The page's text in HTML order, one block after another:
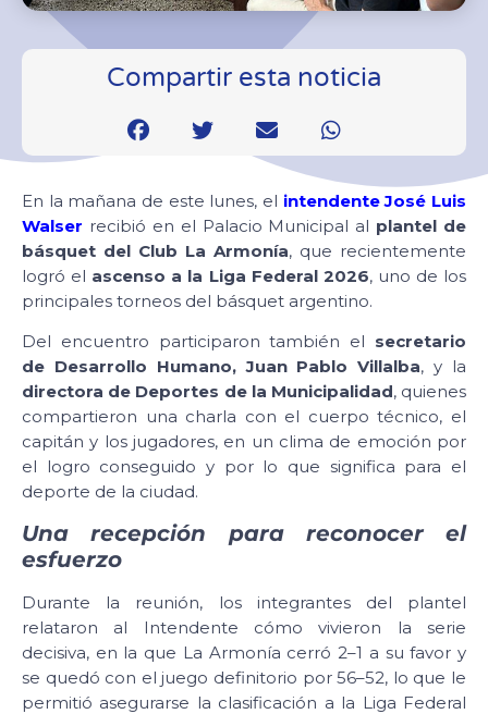
Compartir esta noticia
En la mañana de este lunes, el intendente José Luis
Walser recibió en el Palacio Municipal al plantel de
básquet del Club La Armonía, que recientemente
logró el ascenso a la Liga Federal 2026, uno de los
principales torneos del básquet argentino.
Del encuentro participaron también el secretario
de Desarrollo Humano, Juan Pablo Villalba, y la
directora de Deportes de la Municipalidad, quienes
compartieron una charla con el cuerpo técnico, el
capitán y los jugadores, en un clima de emoción por
el logro conseguido y por lo que significa para el
deporte de la ciudad.
Una recepción para reconocer el
esfuerzo
Durante la reunión, los integrantes del plantel
relataron al Intendente cómo vivieron la serie
decisiva, en la que La Armonía cerró 2–1 a su favor y
se quedó con el juego definitorio por 56–52, lo que le
permitió asegurarse la clasificación a la Liga Federal